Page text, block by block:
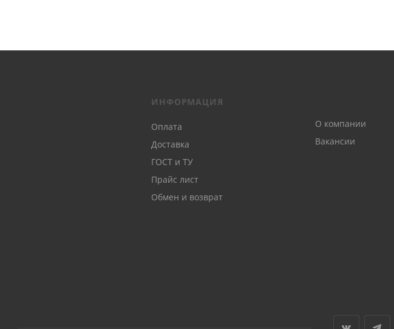
ИНФОРМАЦИЯ
Оплата
Доставка
ГОСТ и ТУ
Прайс лист
Обмен и возврат
О компании
Вакансии